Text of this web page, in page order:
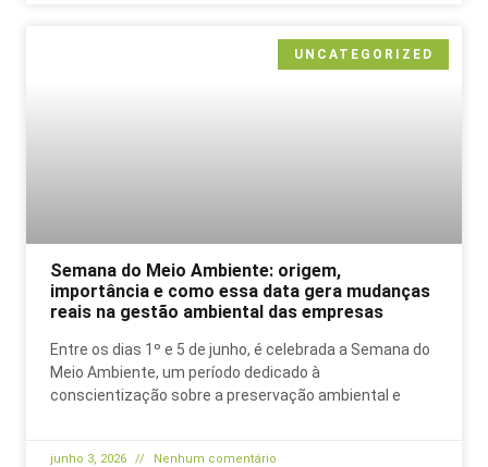
UNCATEGORIZED
Semana do Meio Ambiente: origem,
importância e como essa data gera mudanças
reais na gestão ambiental das empresas
Entre os dias 1º e 5 de junho, é celebrada a Semana do
Meio Ambiente, um período dedicado à
conscientização sobre a preservação ambiental e
junho 3, 2026 Nenhum comentário